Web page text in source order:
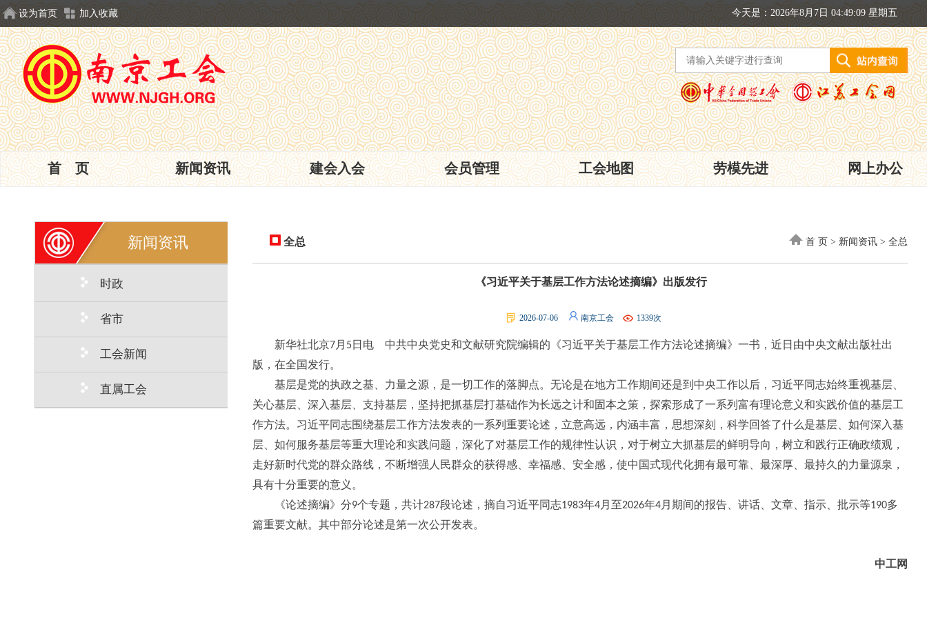
设为首页 加入收藏 今天是：2026年8月7日 04:49:09 星期五
首 页 新闻资讯 建会入会 会员管理 工会地图 劳模先进 网上办公
新闻资讯
时政
省市
工会新闻
直属工会
全总 首 页 > 新闻资讯 > 全总
《习近平关于基层工作方法论述摘编》出版发行
2026-07-06 南京工会 1339次
新华社北京7月 5日电
中共中央党史和文献研究院编辑的《习近平关于基层工作方法论述摘编》一书，近日由中央文献出版社出
版，在全国发行。
基层是党的执政之基、力量之源，是一切工作的落脚点。无论是在地方工作期间还是到中央工作以后，习近平同志始终重视基层、
关心基层、深入基层、支持基层，坚持把抓基层打基础作为长远之计和固本之策，探索形成了一系列富有理论意义和实践价值的基层工
作方法。习近平同志围绕基层工作方法发表的一系列重要论述，立意高远，内涵丰富，思想深刻，科学回答了什么是基层、如何深入基
层、如何服务基层等重大理论和实践问题，深化了对基层工作的规律性认识，对于树立大抓基层的鲜明导向，树立和践行正确政绩观，
走好新时代党的群众路线，不断增强人民群众的获得感、幸福感、安全感，使中国式现代化拥有最可靠、最深厚、最持久的力量源泉，
具有十分重要的意义。
《论述摘编》分9个专题，共计287段论述，摘自习近平同志1983年4月至2026年4月期间的报告、讲话、文章、指示、批示等190多
篇重要文献。其中部分论述是第一次公开发表。
中工网